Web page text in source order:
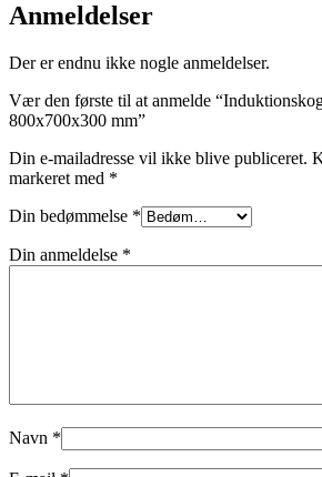
Anmeldelser
Der er endnu ikke nogle anmeldelser.
Vær den første til at anmelde
800x700x300 mm”
Din e-mailadresse vil ikke blive publiceret.
markeret med *
Din bedømmelse *
Din anmeldelse *
Navn *